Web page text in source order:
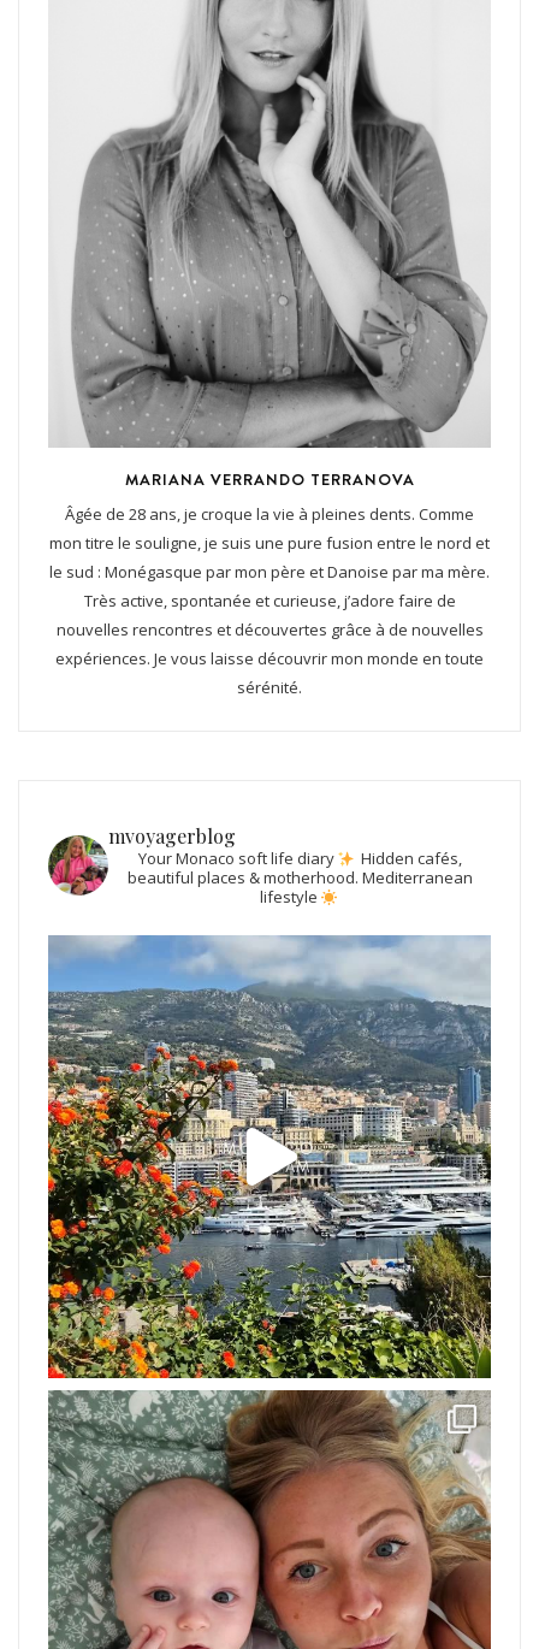
MARIANA VERRANDO TERRANOVA
Âgée de 28 ans, je croque la vie à pleines dents. Comme
mon titre le souligne, je suis une pure fusion entre le nord et
le sud : Monégasque par mon père et Danoise par ma mère.
Très active, spontanée et curieuse, j’adore faire de
nouvelles rencontres et découvertes grâce à de nouvelles
expériences. Je vous laisse découvrir mon monde en toute
sérénité.
mvoyagerblog
Your Monaco soft life diary
Hidden cafés,
beautiful places & motherhood. Mediterranean
lifestyle